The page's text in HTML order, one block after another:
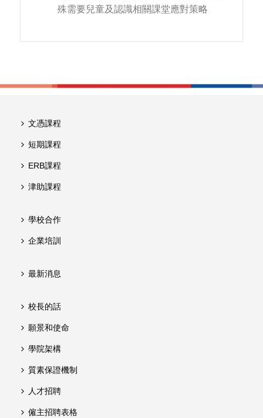
殊需要兒童及認識相關課堂應對策略
文憑課程
短期課程
ERB課程
津助課程
學校合作
企業培訓
最新消息
校長的話
願景和使命
學院架構
質素保證機制
人才招聘
僱主招聘表格